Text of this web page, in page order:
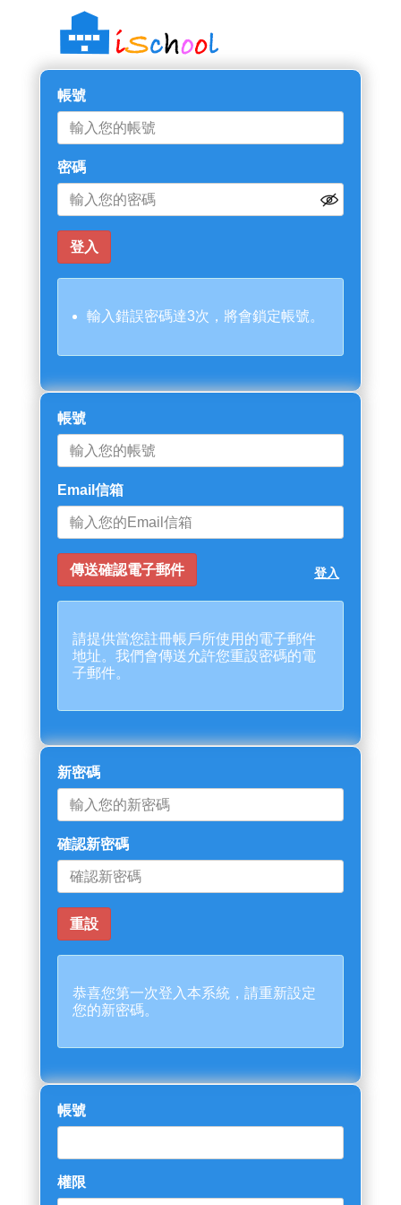
帳號
密碼
輸入錯誤密碼達3次，將會鎖定帳號。
帳號
Email信箱
登入
請提供當您註冊帳戶所使用的電子郵件
地址。我們會傳送允許您重設密碼的電
子郵件。
新密碼
確認新密碼
恭喜您第一次登入本系統，請重新設定
您的新密碼。
帳號
權限